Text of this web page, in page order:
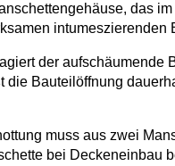
das
intumeszierenden
der aufschäumende
die Bauteilöffnung
muss aus zwei
bei Deckeneinbau